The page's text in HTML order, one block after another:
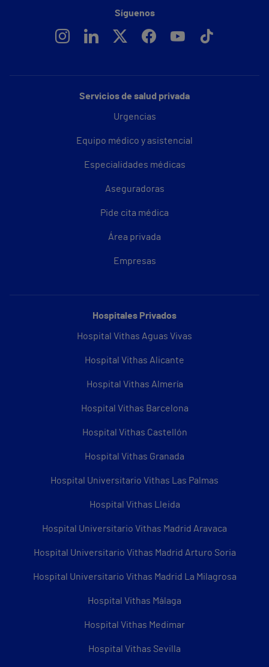
Servicios de salud privada
Urgencias
Equipo médico y asistencial
Especialidades médicas
Aseguradoras
Pide cita médica
Área privada
Empresas
Hospitales Privados
Hospital Vithas Aguas Vivas
Hospital Vithas Alicante
Hospital Vithas Almería
Hospital Vithas Barcelona
Hospital Vithas Castellón
Hospital Vithas Granada
Hospital Universitario Vithas Las Palmas
Hospital Vithas Lleida
Hospital Universitario Vithas Madrid Aravaca
Hospital Universitario Vithas Madrid Arturo Soria
Hospital Universitario Vithas Madrid La Milagrosa
Hospital Vithas Málaga
Hospital Vithas Medimar
Hospital Vithas Sevilla
Síguenos